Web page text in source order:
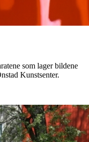
som lager bildene
Kunstsenter.